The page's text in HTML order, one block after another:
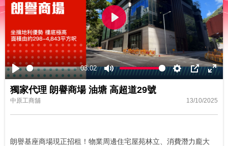
Play
03:02
Mute Settings
PIP
Play
獨家代理 朗譽商場 油塘 高超道29號
中原工商舖 13/10/2025
朗譽基座商場現正招租！物業周邊住宅屋苑林立、消費潛力龐大